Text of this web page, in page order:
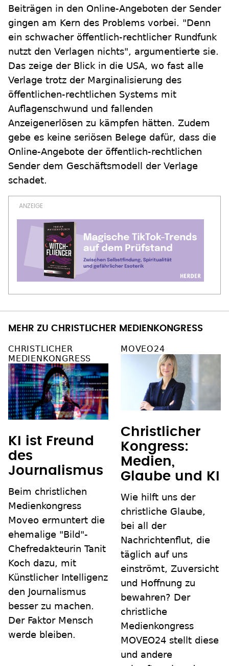
Beiträgen in den Online-Angeboten der Sender
gingen am Kern des Problems vorbei. "Denn
ein schwacher öffentlich-rechtlicher Rundfunk
nutzt den Verlagen nichts", argumentierte sie.
Das zeige der Blick in die USA, wo fast alle
Verlage trotz der Marginalisierung des
öffentlichen-rechtlichen Systems mit
Auflagenschwund und fallenden
Anzeigenerlösen zu kämpfen hätten. Zudem
gebe es keine seriösen Belege dafür, dass die
Online-Angebote der öffentlich-rechtlichen
Sender dem Geschäftsmodell der Verlage
schadet.
MEHR ZU CHRISTLICHER MEDIENKONGRESS
CHRISTLICHER
MEDIENKONGRESS
KI ist Freund
des
Journalismus
Beim christlichen
Medienkongress
Moveo ermuntert die
ehemalige "Bild"-
Chefredakteurin Tanit
Koch dazu, mit
Künstlicher Intelligenz
den Journalismus
besser zu machen.
Der Faktor Mensch
werde bleiben.
MOVEO24
Christlicher
Kongress:
Medien,
Glaube und KI
Wie hilft uns der
christliche Glaube,
bei all der
Nachrichtenflut, die
täglich auf uns
einströmt, Zuversicht
und Hoffnung zu
bewahren? Der
christliche
Medienkongress
MOVEO24 stellt diese
und andere